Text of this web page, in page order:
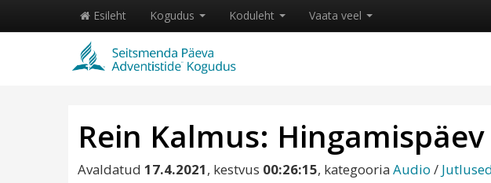
Esileht Kogudus Koduleht Vaata veel
Rein Kalmus:
Avaldatud 17.4.2021, kestvus 00:26:15, kategooria Audio /